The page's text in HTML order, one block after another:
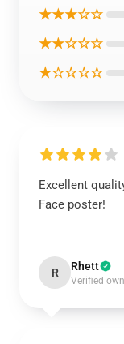
★★★☆☆
★★☆☆☆
★☆☆☆☆
Excellent
Face poster!
R Rhett
Verified